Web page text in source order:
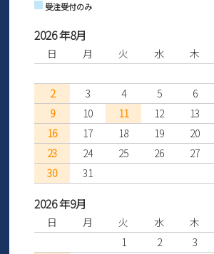
受注受付のみ
2026 年8月
日 月 火 水 木
2
3 4 5 6
9
10 11 12 13
16
17 18 19 20
23
24 25 26 27
30
31
2026 年9月
日 月 火 水 木
1
2 3